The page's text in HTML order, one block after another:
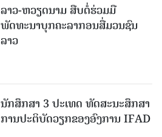
ລາວ-ຫວຽດ​ນາມ ສືບ​ຕໍ່​ຮ່ວມ​ມື
ພັດທະນາບຸກຄະລາກອນສື່ມວນຊົນ
ລາວ
ນັກສຶກສາ 3 ປະເທດ ທັດ​ສະ​ນະ​ສຶກ​ສາ
ການປະຕິບັດວຽກຂອງອົງການ IFAD